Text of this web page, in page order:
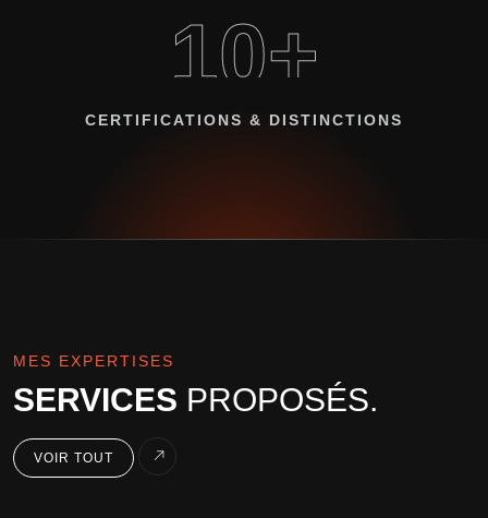
10+
CERTIFICATIONS & DISTINCTIONS
MES EXPERTISES
SERVICES PROPOSÉS.
VOIR TOUT